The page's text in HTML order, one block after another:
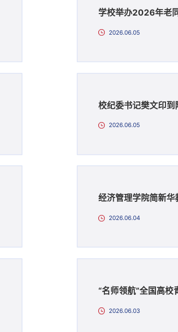
学校举办2026年老
2026.06.05
校纪委书记樊文印
2026.06.05
经济管理学院简新
2026.06.04
“名师领航”全国高
2026.06.03